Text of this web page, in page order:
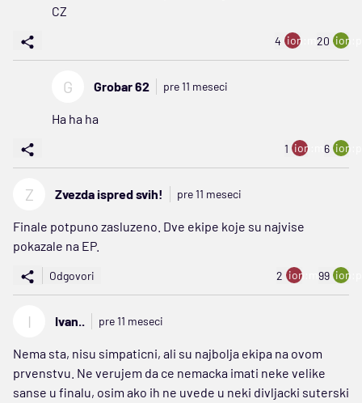
CZ
4 ion:minus
20
G Grobar 62 pre 11 meseci
Ha ha ha
1 ion:minus
6
Z Zvezda ispred svih! pre 11 meseci
Finale potpuno zasluzeno. Dve ekipe koje su najvise
pokazale na EP.
Odgovori 2 ion:minus
99
I Ivan.. pre 11 meseci
Nema sta, nisu simpaticni, ali su najbolja ekipa na ovom
prvenstvu. Ne verujem da ce nemacka imati neke velike
sanse u finalu, osim ako ih ne uvede u neki divljacki suterski